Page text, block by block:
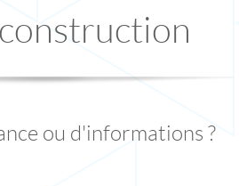
ou d'informations ?